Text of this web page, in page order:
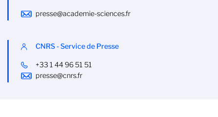
presse@academie-sciences.fr
CNRS - Service de Presse
+33 1 44 96 51 51
presse@cnrs.fr